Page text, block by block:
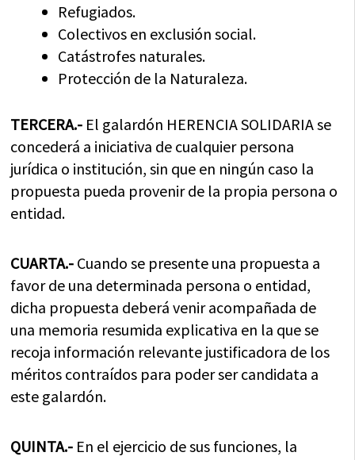
Refugiados.
Colectivos en exclusión social.
Catástrofes naturales.
Protección de la Naturaleza.
TERCERA.- El galardón HERENCIA SOLIDARIA se
concederá a iniciativa de cualquier persona
jurídica o institución, sin que en ningún caso la
propuesta pueda provenir de la propia persona o
entidad.
CUARTA.- Cuando se presente una propuesta a
favor de una determinada persona o entidad,
dicha propuesta deberá venir acompañada de
una memoria resumida explicativa en la que se
recoja información relevante justificadora de los
méritos contraídos para poder ser candidata a
este galardón.
QUINTA.- En el ejercicio de sus funciones, la